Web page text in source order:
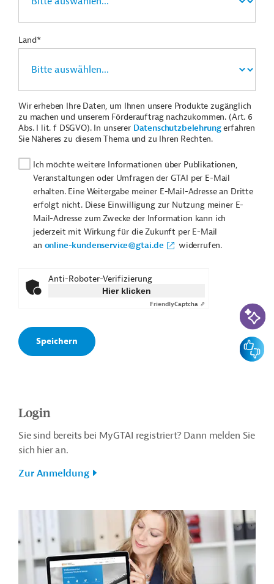
Land*
Wir erheben Ihre Daten, um Ihnen unsere Produkte zugänglich
zu machen und unserem Förderauftrag nachzukommen. (Art. 6
Abs. I lit. f DSGVO). In unserer Datenschutzbelehrungerfahren
Sie Näheres zu diesem Thema und zu Ihren Rechten.
Ich möchte weitere Informationen über Publikationen,
Veranstaltungen oder Umfragen der GTAI per E-Mail
erhalten. Eine Weitergabe meiner E-Mail-Adresse an Dritte
erfolgt nicht. Diese Einwilligung zur Nutzung meiner E-
Mail-Adresse zum Zwecke der Information kann ich
jederzeit mit Wirkung für die Zukunft per E-Mail
an online-kundenservice@gtai.de widerrufen.
Anti-Roboter-Verifizierung
Hier klicken
FriendlyCaptcha ⇗
Login
Sie sind bereits bei MyGTAI registriert? Dann melden Sie
sich hier an.
Zur Anmeldung
KI-